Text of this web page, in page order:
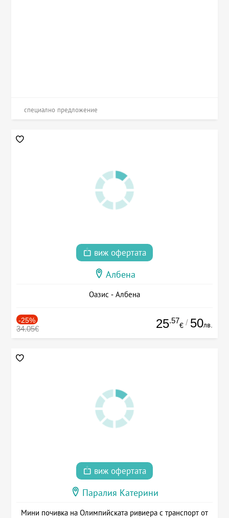
специално предложение
виж офертата
Албена
Оазис - Албена
-25%
34.05€ 25.57
€ / 50лв.
виж офертата
Паралия Катерини
Мини почивка на Олимпийската ривиера с транспорт от